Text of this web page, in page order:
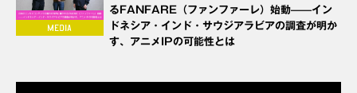
るFANFARE（ファンファーレ）始動——イン
ドネシア・インド・サウジアラビアの調査が明か
す、アニメIPの可能性とは